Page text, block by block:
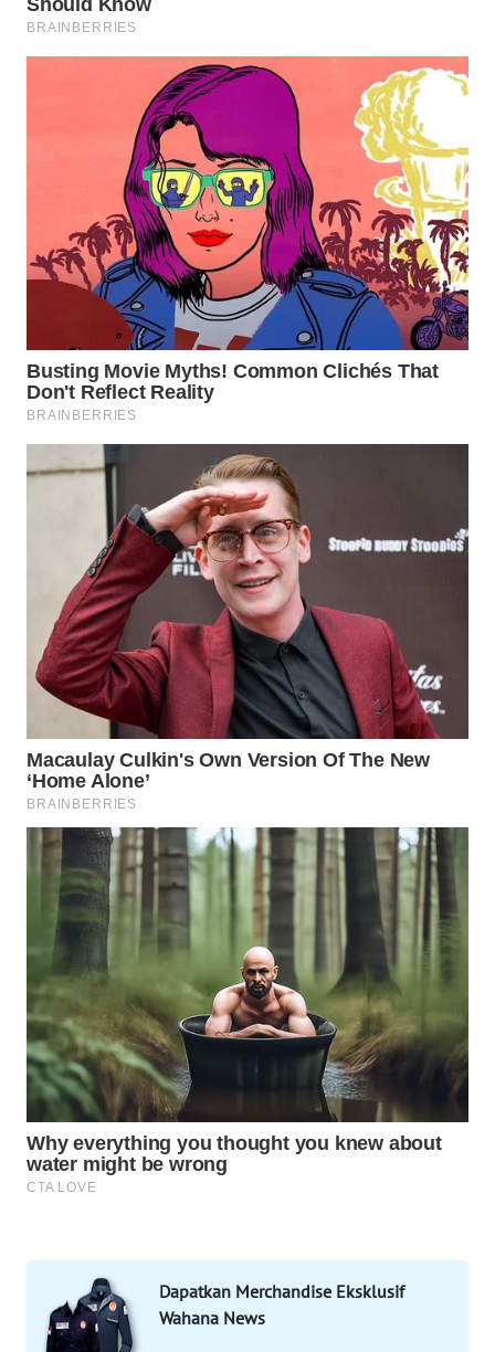
Dapatkan Merchandise Eksklusif
Wahana News
WAHANA
TV
WAHANANEWS
WAHANANEWS
CO ID
WAHANANEWS
NET
WAHANA
SPORT
UMKM
WAHANA
PERSONA
WAHANA
OTOMOTIF
WAHANA
HEALTH
WAHANA
DESA
WISATA
WAHANA
Wahana
Network
KONSUMEN
LISTRIK
MASYARAKAT
WALINKI
ID